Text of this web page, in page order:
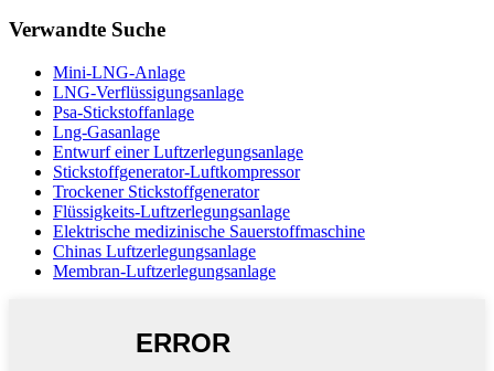
Verwandte Suche
Mini-LNG-Anlage
LNG-Verflüssigungsanlage
Psa-Stickstoffanlage
Lng-Gasanlage
Entwurf einer Luftzerlegungsanlage
Stickstoffgenerator-Luftkompressor
Trockener Stickstoffgenerator
Flüssigkeits-Luftzerlegungsanlage
Elektrische medizinische Sauerstoffmaschine
Chinas Luftzerlegungsanlage
Membran-Luftzerlegungsanlage